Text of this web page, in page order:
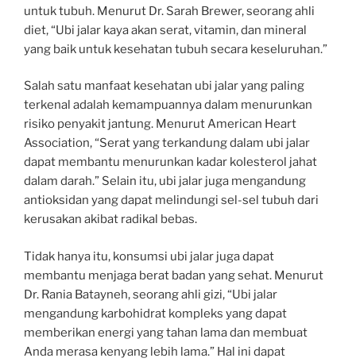
untuk tubuh. Menurut Dr. Sarah Brewer, seorang ahli
diet, “Ubi jalar kaya akan serat, vitamin, dan mineral
yang baik untuk kesehatan tubuh secara keseluruhan.”
Salah satu manfaat kesehatan ubi jalar yang paling
terkenal adalah kemampuannya dalam menurunkan
risiko penyakit jantung. Menurut American Heart
Association, “Serat yang terkandung dalam ubi jalar
dapat membantu menurunkan kadar kolesterol jahat
dalam darah.” Selain itu, ubi jalar juga mengandung
antioksidan yang dapat melindungi sel-sel tubuh dari
kerusakan akibat radikal bebas.
Tidak hanya itu, konsumsi ubi jalar juga dapat
membantu menjaga berat badan yang sehat. Menurut
Dr. Rania Batayneh, seorang ahli gizi, “Ubi jalar
mengandung karbohidrat kompleks yang dapat
memberikan energi yang tahan lama dan membuat
Anda merasa kenyang lebih lama.” Hal ini dapat